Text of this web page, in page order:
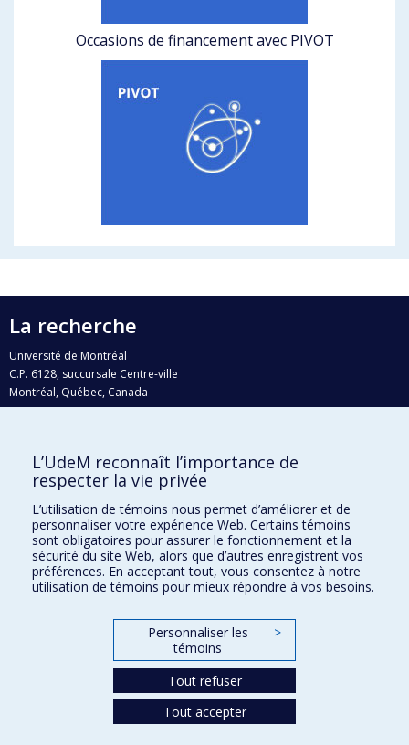
Occasions de financement avec PIVOT
La recherche
Université de Montréal
C.P. 6128, succursale Centre-ville
Montréal, Québec, Canada
H3C 3J7
Qui fait quoi?
Nous trouver
Plan du site
Accessibilité
L’UdeM reconnaît l’importance de
respecter la vie privée
L’utilisation de témoins nous permet d’améliorer et de
personnaliser votre expérience Web. Certains témoins
sont obligatoires pour assurer le fonctionnement et la
sécurité du site Web, alors que d’autres enregistrent vos
préférences. En acceptant tout, vous consentez à notre
utilisation de témoins pour mieux répondre à vos besoins.
Personnaliser les
témoins
>
Tout refuser
Tout accepter